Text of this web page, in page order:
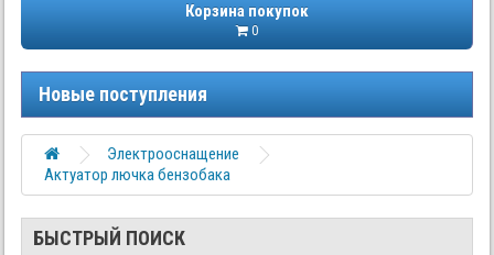
Корзина покупок
0
Новые поступления
Электрооснащение
Актуатор лючка бензобака
БЫСТРЫЙ ПОИСК